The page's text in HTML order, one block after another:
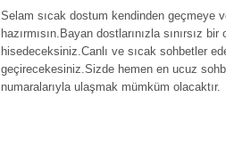
Selam sıcak dostum kendinden geçmeye
hazırmısın.Bayan dostlarınızla sınırsız
hisedeceksiniz.Canlı ve sıcak sohbetler
geçirecekesiniz.Sizde hemen en ucuz
numaralarıyla ulaşmak mümküm olacaktır.